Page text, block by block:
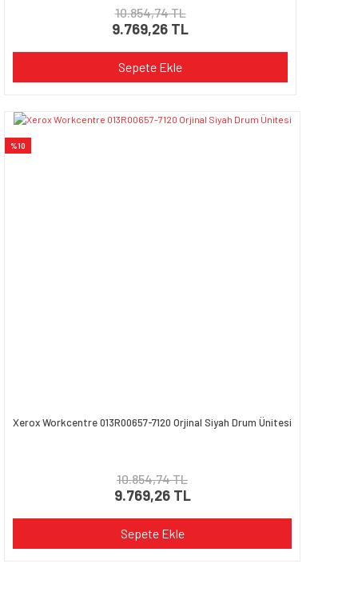
10.854,74 TL
9.769,26 TL
Sepete Ekle
%10
Xerox Workcentre 013R00657-7120 Orjinal Siyah Drum Ünitesi
10.854,74 TL
9.769,26 TL
Sepete Ekle